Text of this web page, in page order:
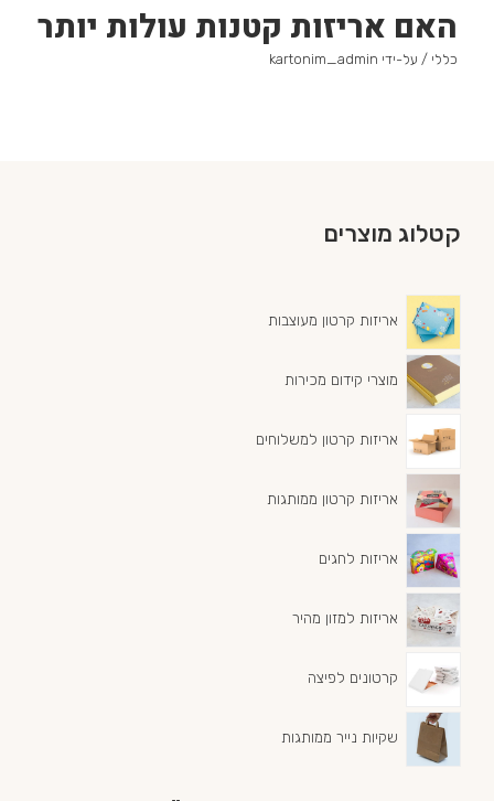
האם אריזות קטנות עולות יותר
כללי / על-ידי kartonim_admin
קטלוג מוצרים
אריזות קרטון מעוצבות
מוצרי קידום מכירות
אריזות קרטון למשלוחים
אריזות קרטון ממותגות
אריזות לחגים
אריזות למזון מהיר
קרטונים לפיצה
שקיות נייר ממותגות